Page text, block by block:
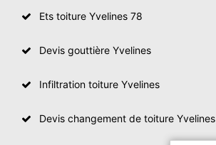
Ets toiture Yvelines 78
Devis gouttière Yvelines
Infiltration toiture Yvelines
Devis changement de toiture Yvelines